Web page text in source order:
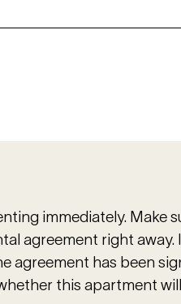
immediately. Make
agreement right away.
agreement has been
this apartment